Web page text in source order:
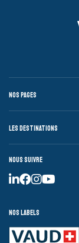
Nos pages
Les destinations
Nous suivre
Nos labels